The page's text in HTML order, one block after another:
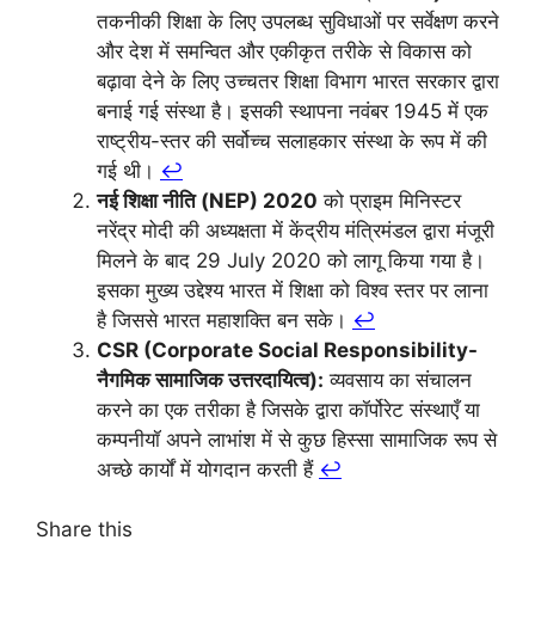
तकनीकी शिक्षा के लिए उपलब्ध सुविधाओं पर सर्वेक्षण करने
और देश में समन्वित और एकीकृत तरीके से विकास को
बढ़ावा देने के लिए उच्चतर शिक्षा विभाग भारत सरकार द्वारा
बनाई गई संस्था है। इसकी स्थापना नवंबर 1945 में एक
राष्ट्रीय-स्तर की सर्वोच्च सलाहकार संस्था के रूप में की
गई थी। ↩︎
नई शिक्षा नीति (NEP) 2020 को प्राइम मिनिस्टर
नरेंद्र मोदी की अध्यक्षता में केंद्रीय मंत्रिमंडल द्वारा मंजूरी
मिलने के बाद 29 July 2020 को लागू किया गया है।
इसका मुख्य उद्देश्य भारत में शिक्षा को विश्व स्तर पर लाना
है जिससे भारत महाशक्ति बन सके। ↩︎
CSR (Corporate Social Responsibility-
नैगमिक सामाजिक उत्तरदायित्व): व्यवसाय का संचालन
करने का एक तरीका है जिसके द्वारा कॉर्पोरेट संस्थाएँ या
कम्पनीयॉ अपने लाभांश में से कुछ हिस्सा सामाजिक रूप से
अच्छे कार्यों में योगदान करती हैं ↩︎
Share this